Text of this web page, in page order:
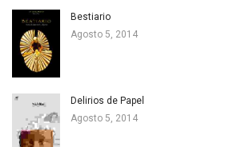
Bestiario
Agosto 5, 2014
Delirios de Papel
Agosto 5, 2014